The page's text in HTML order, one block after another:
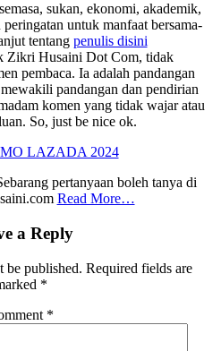
sukan, ekonomi, akademik,
untuk manfaat bersama-
tentang penulis disini
Husaini Dot Com, tidak
pembaca. Ia adalah pandangan
pandangan dan pendirian
komen yang tidak wajar atau
So, just be nice ok.
pertanyaan boleh tanya di
Read More…
a Reply
be published. Required fields are
*
*